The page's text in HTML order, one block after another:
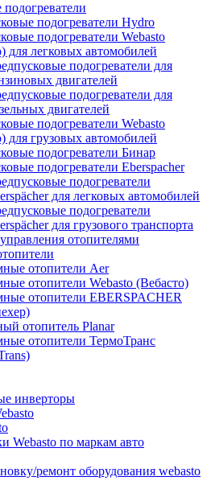
подогреватели Hydro
подогреватели Webasto
для легковых автомобилей
подогреватели для
двигателей
подогреватели для
двигателей
подогреватели Webasto
для грузовых автомобилей
подогреватели Бинар
подогреватели Eberspacher
подогреватели
для легковых автомобилей
подогреватели
для грузового транспорта
отопителями
отопители Аer
отопители Webasto (Вебасто)
отопители EBERSPACHER
отопитель Planar
отопители ТермоТранс
инверторы
Webasto по маркам авто
ремонт оборудования webasto